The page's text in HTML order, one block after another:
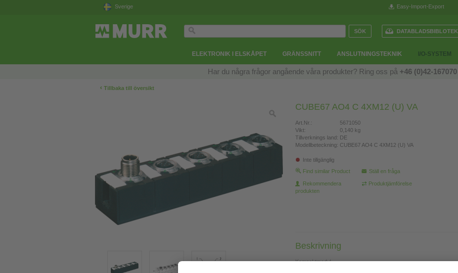
Sverige Easy-Import-Export
ELEKTRONIK I ELSKÅPET GRÄNSSNITT ANSLUTNINGSTEKNIK I/O-SYSTEM
DATABLADSBIBLOTEK
Har du några frågor angående våra produkter? Ring oss på +46 (0)42-167070
‹ Tillbaka till översikt
CUBE67 AO4 C 4XM12 (U) VA
Art.Nr.:
5671050
Vikt:
0,140 kg
Tillverknings land: DE
Modellbeteckning: CUBE67 AO4 C 4XM12 (U) VA
Inte tillgänglig
Find similar Product
Ställ en fråga
Rekommendera
produkten
Produktjämförelse
Beskrivning
Kompaktmodul